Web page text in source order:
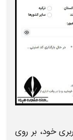
خود، بر روی